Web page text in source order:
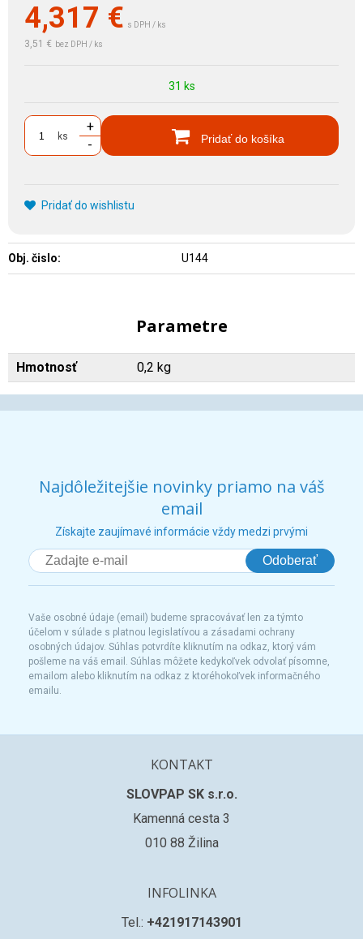
4,317 € s DPH / ks
3,51 € bez DPH / ks
31 ks
ks
+
-
Pridať do košíka
Pridať do wishlistu
Obj. čislo: U144
Parametre
Hmotnosť 0,2 kg
Najdôležitejšie novinky priamo na váš
email
Získajte zaujímavé informácie vždy medzi prvými
Odoberať
Vaše osobné údaje (email) budeme spracovávať len za týmto
účelom v súlade s platnou legislatívou a zásadami ochrany
osobných údajov. Súhlas potvrdíte kliknutím na odkaz, ktorý vám
pošleme na váš email. Súhlas môžete kedykoľvek odvolať písomne,
emailom alebo kliknutím na odkaz z ktoréhokoľvek informačného
emailu.
KONTAKT
SLOVPAP SK s.r.o.
Kamenná cesta 3
010 88 Žilina
INFOLINKA
Tel.: +421917143901